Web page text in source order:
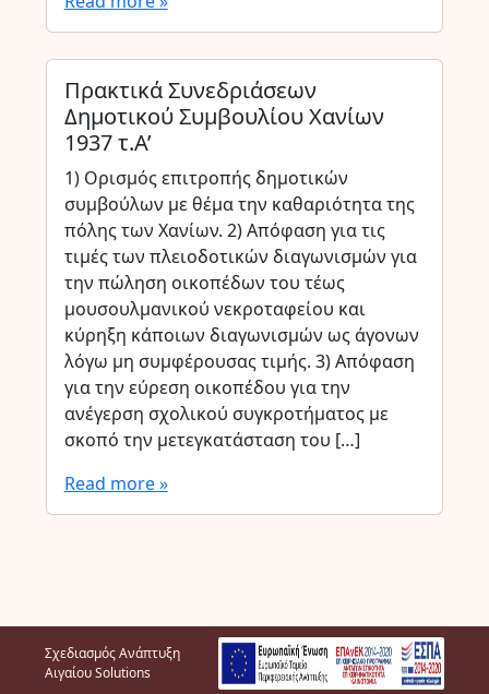
Πρακτικά Συνεδριάσεων
Δημοτικού Συμβουλίου Χανίων
1937 τ.Α’
1) Ορισμός επιτροπής δημοτικών
συμβούλων με θέμα την καθαριότητα της
πόλης των Χανίων. 2) Απόφαση για τις
τιμές των πλειοδοτικών διαγωνισμών για
την πώληση οικοπέδων του τέως
μουσουλμανικού νεκροταφείου και
κύρηξη κάποιων διαγωνισμών ως άγονων
λόγω μη συμφέρουσας τιμής. 3) Απόφαση
για την εύρεση οικοπέδου για την
ανέγερση σχολικού συγκροτήματος με
σκοπό την μετεγκατάσταση του […]
Read more »
Σχεδιασμός Ανάπτυξη
Αιγαίου Solutions